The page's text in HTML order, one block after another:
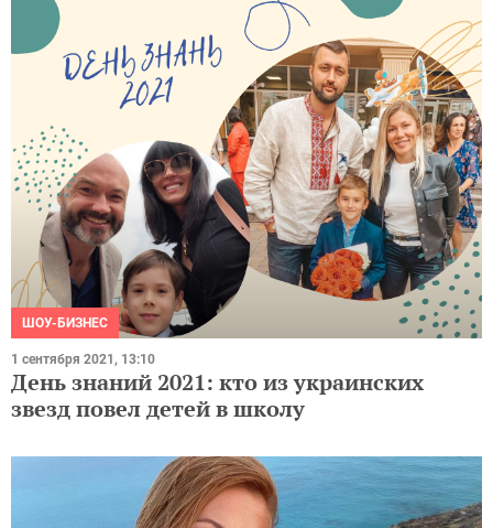
ШОУ-БИЗНЕС
1 сентября 2021, 13:10
День знаний 2021: кто из украинских
звезд повел детей в школу